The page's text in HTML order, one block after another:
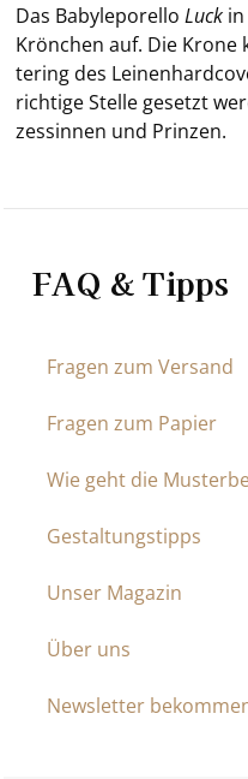
Das Ba­bylepo­rel­lo Luck
Krön­chen auf. Die
te­ring des
rich­ti­ge Stel­le ge­setzt
zes­sin­nen und Prin­zen.
FAQ & Tipps
Fragen zum Versand
Fragen zum Papier
Wie geht die
Gestaltungstipps
Unser Magazin
Über uns
Newsletter